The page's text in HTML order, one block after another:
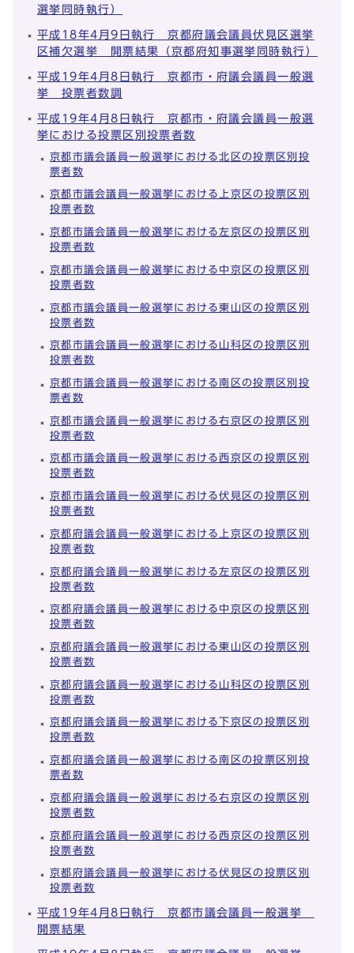
選挙同時執行）
平成18年4月9日執行 京都府議会議員伏見区選挙
区補欠選挙 開票結果（京都府知事選挙同時執行）
平成19年4月8日執行 京都市・府議会議員一般選
挙 投票者数調
平成19年4月8日執行 京都市・府議会議員一般選
挙における投票区別投票者数
京都市議会議員一般選挙における北区の投票区別投
票者数
京都市議会議員一般選挙における上京区の投票区別
投票者数
京都市議会議員一般選挙における左京区の投票区別
投票者数
京都市議会議員一般選挙における中京区の投票区別
投票者数
京都市議会議員一般選挙における東山区の投票区別
投票者数
京都市議会議員一般選挙における山科区の投票区別
投票者数
京都市議会議員一般選挙における南区の投票区別投
票者数
京都市議会議員一般選挙における右京区の投票区別
投票者数
京都市議会議員一般選挙における西京区の投票区別
投票者数
京都市議会議員一般選挙における伏見区の投票区別
投票者数
京都府議会議員一般選挙における上京区の投票区別
投票者数
京都府議会議員一般選挙における左京区の投票区別
投票者数
京都府議会議員一般選挙における中京区の投票区別
投票者数
京都府議会議員一般選挙における東山区の投票区別
投票者数
京都府議会議員一般選挙における山科区の投票区別
投票者数
京都府議会議員一般選挙における下京区の投票区別
投票者数
京都府議会議員一般選挙における南区の投票区別投
票者数
京都府議会議員一般選挙における右京区の投票区別
投票者数
京都府議会議員一般選挙における西京区の投票区別
投票者数
京都府議会議員一般選挙における伏見区の投票区別
投票者数
平成19年4月8日執行 京都市議会議員一般選挙
開票結果